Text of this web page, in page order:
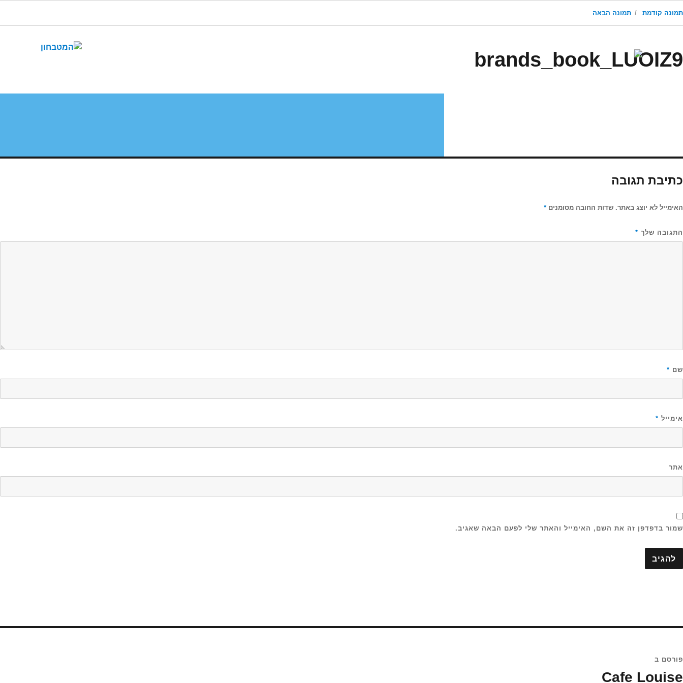
תמונה קודמת תמונה הבאה
brands_book_LUOIZ9
כתיבת תגובה
האימייל לא יוצג באתר. שדות החובה מסומנים *
התגובה שלך *
שם *
אימייל *
אתר
שמור בדפדפן זה את השם, האימייל והאתר שלי לפעם הבאה שאגיב.
פורסם ב
Cafe Louise